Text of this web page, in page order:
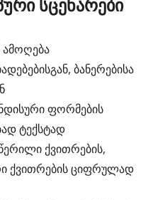
ამოღება
ბანერებისა
ფორმების
ტექსტად
ქვითრების,
ქვითრების ციფრულად